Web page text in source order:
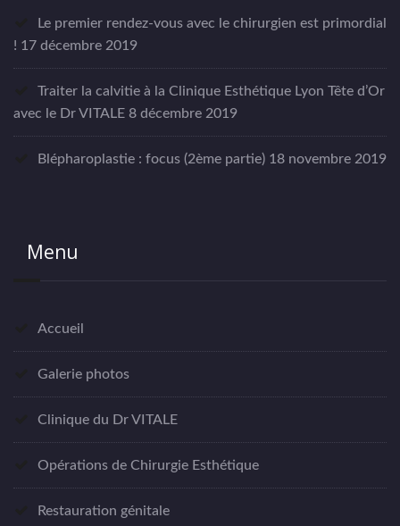
Le premier rendez-vous avec le chirurgien est primordial
! 17 décembre 2019
Traiter la calvitie à la Clinique Esthétique Lyon Tête d’Or
avec le Dr VITALE 8 décembre 2019
Blépharoplastie : focus (2ème partie) 18 novembre 2019
Menu
Accueil
Galerie photos
Clinique du Dr VITALE
Opérations de Chirurgie Esthétique
Restauration génitale